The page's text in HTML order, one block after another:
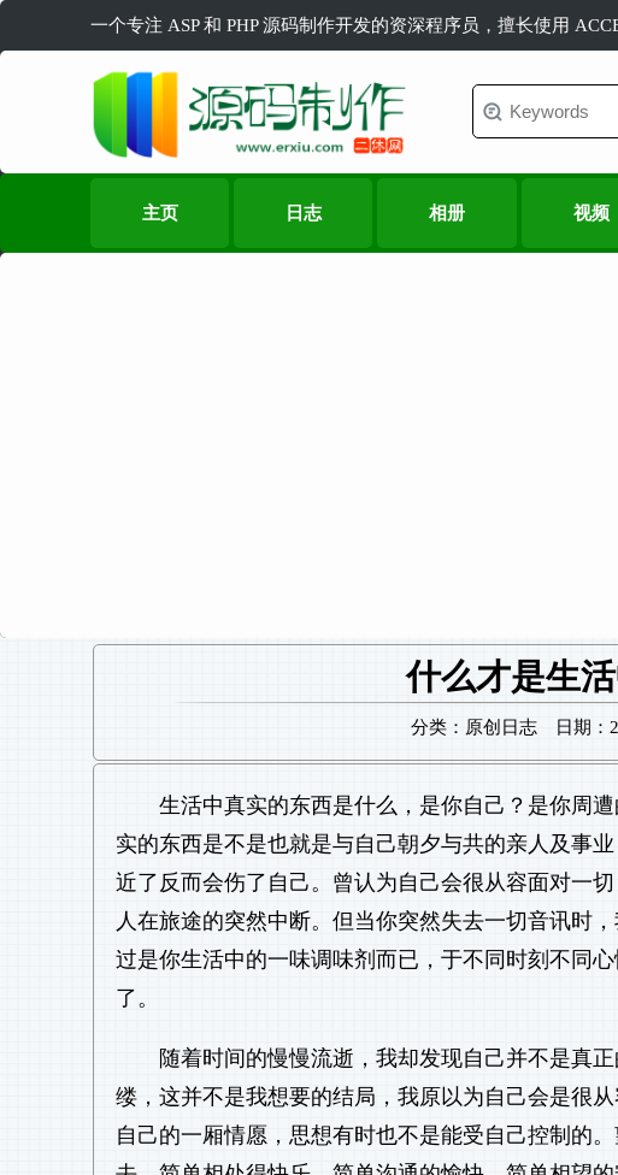
一个专注 ASP 和 PHP 源码制作开发的资深程序员，擅长使用
主页 日志 相册 视频
什么才是生
分类：原创日志 日期：
生活中真实的东西是什么，是你自己？是你周
实的东西是不是也就是与自己朝夕与共的亲人及事
近了反而会伤了自己。曾认为自己会很从容面对一
人在旅途的突然中断。但当你突然失去一切音讯时
过是你生活中的一味调味剂而已，于不同时刻不同
了。
随着时间的慢慢流逝，我却发现自己并不是真
缕，这并不是我想要的结局，我原以为自己会是很
自己的一厢情愿，思想有时也不是能受自己控制的